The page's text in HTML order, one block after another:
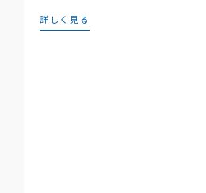
詳しく見る